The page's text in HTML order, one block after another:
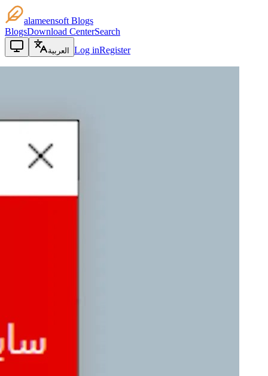
alameensoft Blogs
BlogsDownload CenterSearch
العربية Log inRegister